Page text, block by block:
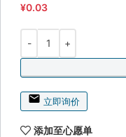
¥0.03
立即询价
添加至心愿单